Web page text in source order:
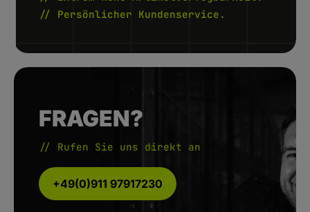
// Persönlicher Kundenservice.
FRAGEN?
// Rufen Sie uns direkt an
+49(0)911 97917230